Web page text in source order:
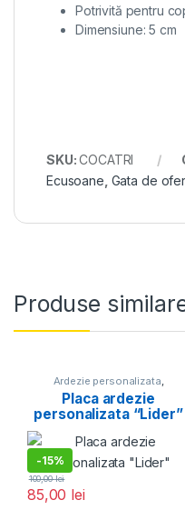
Potrivită pentru
Dimensiune: 5 cm
SKU:COCATRI
Ecusoane Gata de
Produse
Ardezie personalizata
Decorațiuni Gata de oferit
Placa ardezie
personalizata “Lider”
-15%
85,00 lei
100,00lei